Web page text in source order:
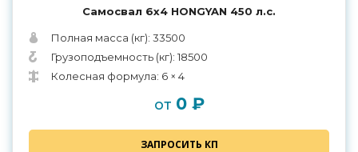
Самосвал 6х4 HONGYAN 450 л.с.
Полная масса (кг): 33500
Грузоподъемность (кг): 18500
Колесная формула: 6 × 4
от 0 ₽
ЗАПРОСИТЬ КП